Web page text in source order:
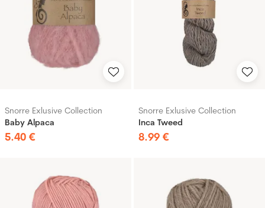
Snorre Exlusive Collection
Baby Alpaca
5.40 €
Snorre Exlusive Collection
Inca Tweed
8.99 €